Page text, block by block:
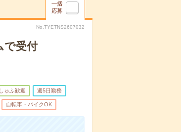
一括
応募
No.TYETNS2607032
で受付
しゅふ歓迎 週5日勤務
自転車・バイクOK